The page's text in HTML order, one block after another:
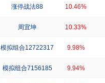
涨停战法88 10.46%
周宜坤 10.33%
模拟组合12722317 9.98%
模拟组合7156185 9.94%